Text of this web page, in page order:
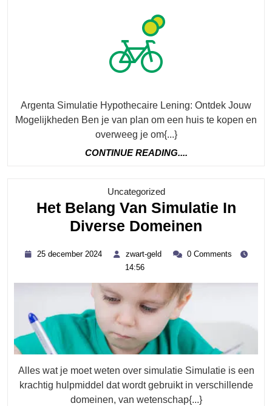
Argenta Simulatie Hypothecaire Lening: Ontdek Jouw
Mogelijkheden Ben je van plan om een huis te kopen en
overweeg je om{...}
CONTINUE READING....
UncategorizedCategory
Het Belang Van Simulatie In
Diverse Domeinen
Van
Simulatie
25 december 2024
december
zwart-geld
zwart- 0 Comments
14:56
Alles wat je moet weten over simulatie Simulatie is een
krachtig hulpmiddel dat wordt gebruikt in verschillende
domeinen, van wetenschap{...}